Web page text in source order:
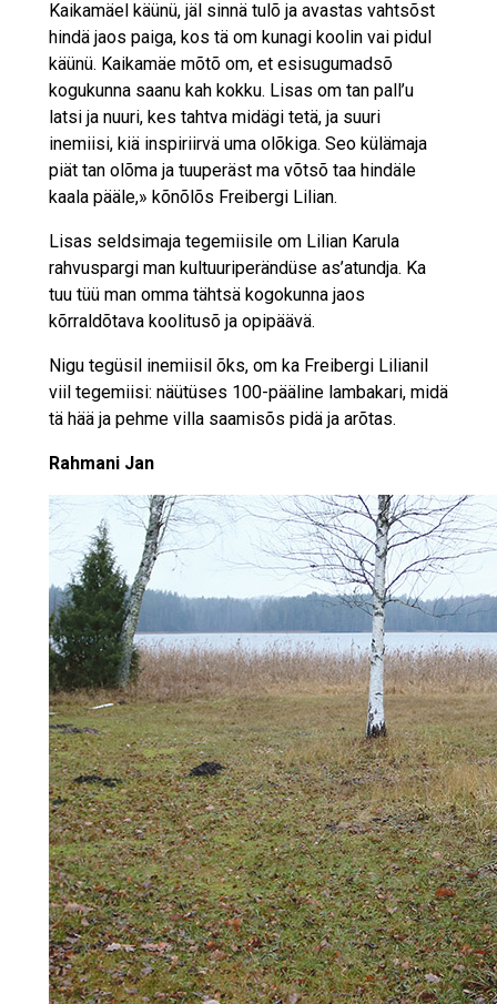
Kaikamäel käünü, jäl sinnä tulõ ja avastas vahtsõst
hindä jaos paiga, kos tä om kunagi koolin vai pidul
käünü. Kaikamäe mõtõ om, et esisugumadsõ
kogukunna saanu kah kokku. Lisas om tan pall’u
latsi ja nuuri, kes tahtva midägi tetä, ja suuri
inemiisi, kiä inspiriirvä uma olõkiga. Seo külämaja
piät tan olõma ja tuuperäst ma võtsõ taa hindäle
kaala pääle,» kõnõlõs Freibergi Lilian.
Lisas seldsimaja tegemiisile om Lilian Karula
rahvuspargi man kultuuriperändüse as’atundja. Ka
tuu tüü man omma tähtsä kogokunna jaos
kõrraldõtava koolitusõ ja opipäävä.
Nigu tegüsil inemiisil õks, om ka Freibergi Lilianil
viil tegemiisi: näütüses 100-pääline lambakari, midä
tä hää ja pehme villa saamisõs pidä ja arõtas.
Rahmani Jan